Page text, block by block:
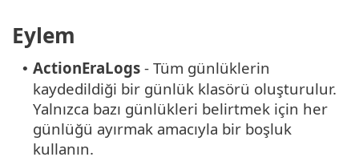
Eylem
• ActionEraLogs - Tüm günlüklerin
kaydedildiği bir günlük klasörü oluşturulur.
Yalnızca bazı günlükleri belirtmek için her
günlüğü ayırmak amacıyla bir boşluk
kullanın.